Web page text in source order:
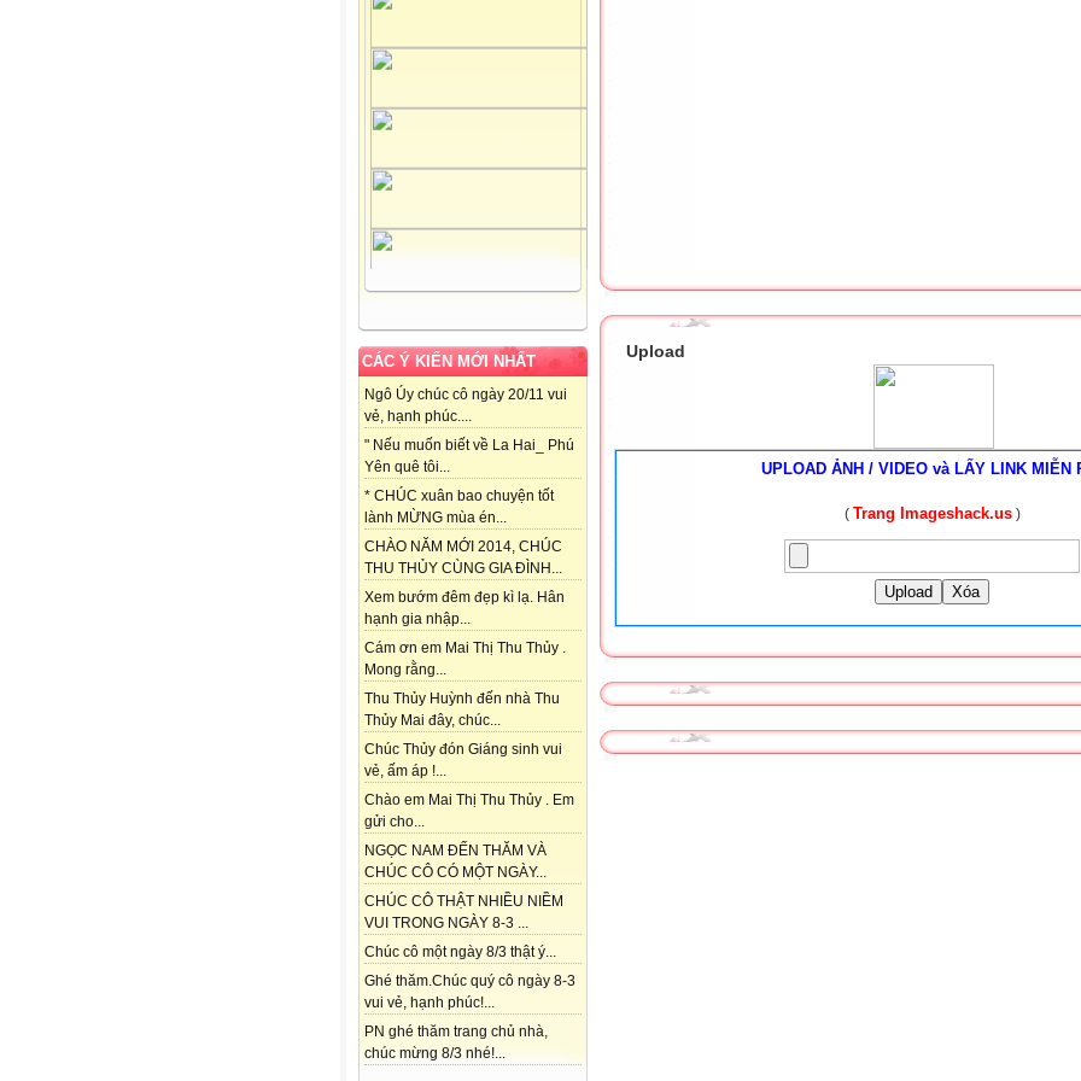
CÁC Ý KIẾN MỚI NHẤT
Ngô Úy chúc cô ngày 20/11 vui
vẻ, hạnh phúc....
" Nếu muốn biết về La Hai_ Phú
Yên quê tôi...
* CHÚC xuân bao chuyện tốt
lành MỪNG mùa én...
CHÀO NĂM MỚI 2014, CHÚC
THU THỦY CÙNG GIA ĐÌNH...
Xem bướm đêm đẹp kì lạ. Hân
hạnh gia nhập...
Cám ơn em Mai Thị Thu Thủy .
Mong rằng...
Thu Thủy Huỳnh đến nhà Thu
Thủy Mai đây, chúc...
Chúc Thủy đón Giáng sinh vui
vẻ, ấm áp !...
Chào em Mai Thị Thu Thủy . Em
gửi cho...
NGỌC NAM ĐẾN THĂM VÀ
CHÚC CÔ CÓ MỘT NGÀY...
CHÚC CÔ THẬT NHIỀU NIỀM
VUI TRONG NGÀY 8-3 ...
Chúc cô một ngày 8/3 thật ý...
Ghé thăm.Chúc quý cô ngày 8-3
vui vẻ, hạnh phúc!...
PN ghé thăm trang chủ nhà,
chúc mừng 8/3 nhé!...
Upload
UPLOAD ẢNH / VIDEO và LẤY LINK MIỄN
( Trang Imageshack.us)
Upload Xóa